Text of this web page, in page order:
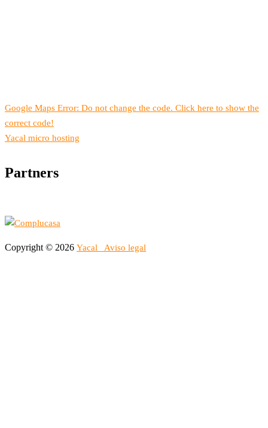
Google Maps Error: Do not change the code. Click here to show the
correct code!
Yacal micro hosting
Partners
Copyright © 2026 Yacal Aviso legal